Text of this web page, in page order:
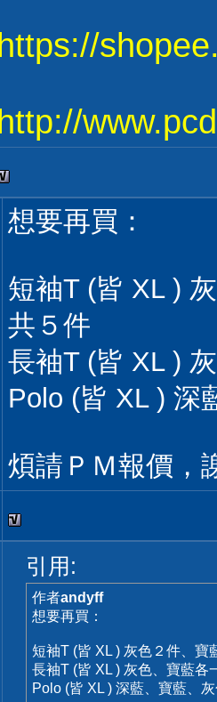
https://
http://
想要再買：
短袖T (皆 XL )
共５件
長袖T (皆 XL )
Polo (皆 XL )
煩請ＰＭ報價，
引用:
作者andyff
想要再買：
短袖T (皆 XL ) 灰色２件、
長袖T (皆 XL ) 灰色、寶藍
Polo (皆 XL ) 深藍、寶藍、